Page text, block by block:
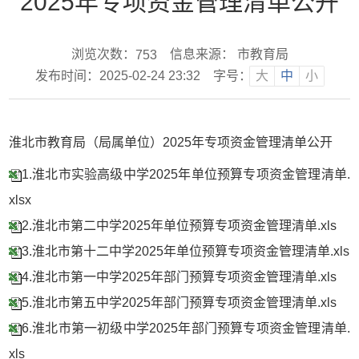
浏览次数： 753
信息来源： 市教育局
发布时间：2025-02-24 23:32
字号： 大 中 小
淮北市教育局（局属单位）2025年专项资金管理清单公开
1.淮北市实验高级中学2025年单位预算专项资金管理清单.
xlsx
2.淮北市第二中学2025年单位预算专项资金管理清单.xls
3.淮北市第十二中学2025年单位预算专项资金管理清单.xls
4.淮北市第一中学2025年部门预算专项资金管理清单.xls
5.淮北市第五中学2025年部门预算专项资金管理清单.xls
6.淮北市第一初级中学2025年部门预算专项资金管理清单.
xls